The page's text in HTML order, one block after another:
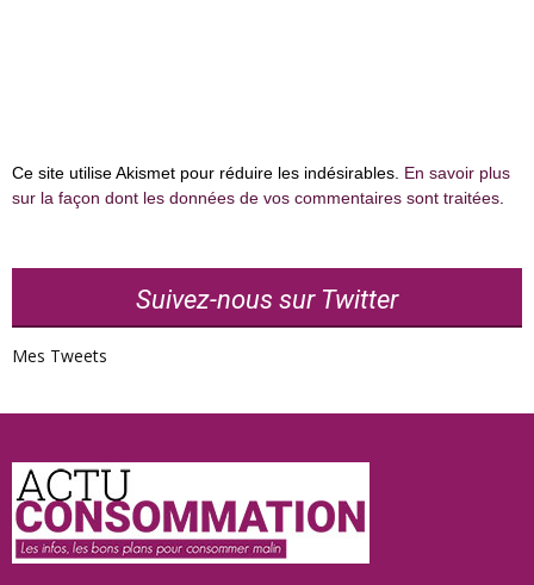
Ce site utilise Akismet pour réduire les indésirables. En savoir plus
sur la façon dont les données de vos commentaires sont traitées
Suivez-nous sur Twitter
Mes Tweets